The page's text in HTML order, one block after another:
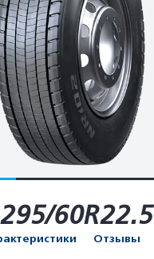
60R22.5
Отзывы